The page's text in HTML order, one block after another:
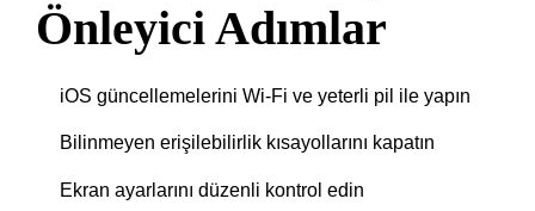
Önleyici Adımlar
iOS güncellemelerini Wi-Fi ve yeterli pil ile yapın
Bilinmeyen erişilebilirlik kısayollarını kapatın
Ekran ayarlarını düzenli kontrol edin